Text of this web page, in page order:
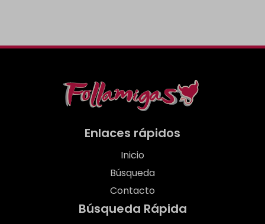
Enlaces rápidos
Inicio
Búsqueda
Contacto
Búsqueda Rápida